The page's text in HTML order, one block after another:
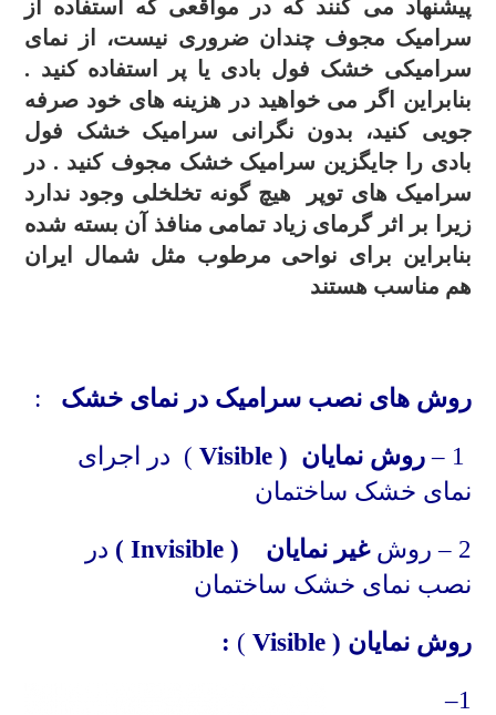
پیشنهاد می کنند که در مواقعی که استفاده از
سرامیک مجوف چندان ضروری نیست، از نمای
سرامیکی خشک فول بادی یا پر استفاده کنید .
بنابراین اگر می خواهید در هزینه های خود صرفه
جویی کنید، بدون نگرانی سرامیک خشک فول
بادی را جایگزین سرامیک خشک مجوف کنید . در
سرامیک های توپر هیچ گونه تخلخلی وجود ندارد
زیرا بر اثر گرمای زیاد تمامی منافذ آن بسته شده
بنابراین برای نواحی مرطوب مثل شمال ایران
هم مناسب هستند
روش های نصب سرامیک در نمای خشک :
روش نمایان (Visible ) در اجرای
نمای خشک ساختمان
2 – روش غیر نمایان (Invisible
) در
نصب نمای خشک ساختمان
روش نمایان (Visible
)
:
1
–